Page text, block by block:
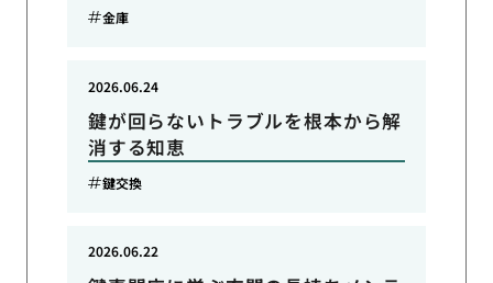
金庫
鍵が回らないトラブルを根本から解
消する知恵
2026.06.24
鍵交換
2026.06.22